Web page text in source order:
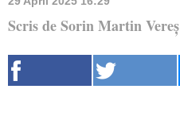
Scris de Sorin Martin Vereș